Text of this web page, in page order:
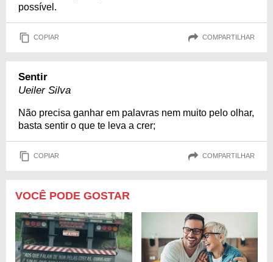
possível.
COPIAR COMPARTILHAR
Sentir
Ueiler Silva
Não precisa ganhar em palavras nem muito pelo olhar,
basta sentir o que te leva a crer;
COPIAR COMPARTILHAR
VOCÊ PODE GOSTAR